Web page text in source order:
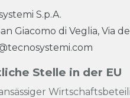
S.p.A.
Giacomo di Veglia, Via
Stelle in der EU